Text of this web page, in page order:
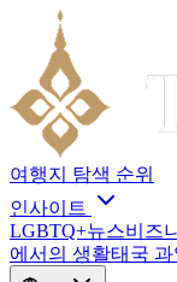
여행지 탐색 순위
인사이트
LGBTQ+뉴스비즈
에서의 생활태국 과